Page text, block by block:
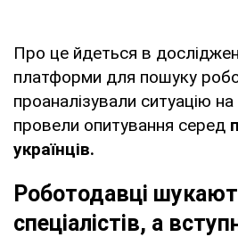
Про це йдеться в
платформи для пошуку
проаналізували ситуацію
провели опитування серед
українців.
Роботодавці
спеціалістів, а